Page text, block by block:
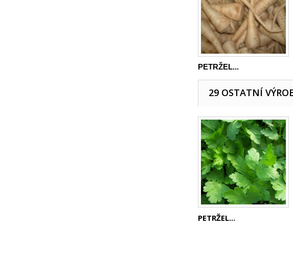
PETRŽEL...
29 OSTATNÍ
PETRŽEL...